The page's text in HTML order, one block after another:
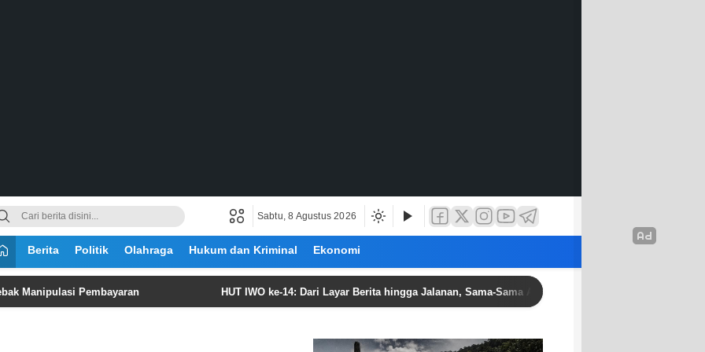
Sabtu, 8 Agustus 2026
Berita Politik Olahraga Hukum dan Kriminal Ekonomi
Pembayaran HUT IWO ke-14: Dari Layar Berita hingga Jalanan, Sama-Sama Anak Bangsa Berjuang untuk Keluarga